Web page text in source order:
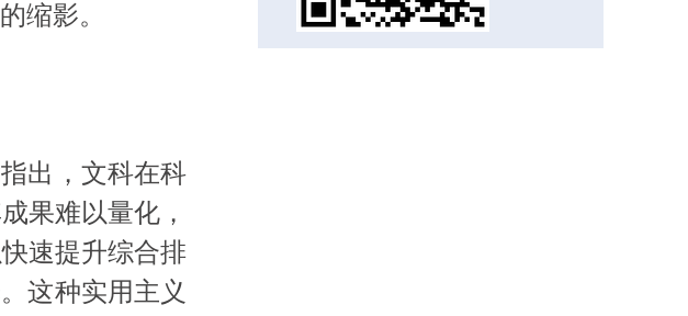
缩影。
出，文科在科
果难以量化，
速提升综合排
这种实用主义